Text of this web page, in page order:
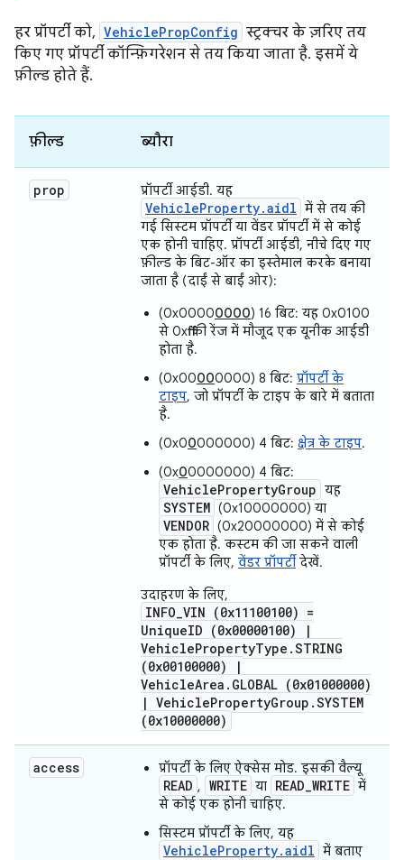
हर प्रॉपर्टी को, VehiclePropConfig स्ट्रक्चर के ज़रिए तय
किए गए प्रॉपर्टी कॉन्फ़िगरेशन से तय किया जाता है. इसमें ये
फ़ील्ड होते हैं.
फ़ील्ड ब्यौरा
prop प्रॉपर्टी आईडी. यह
VehicleProperty.aidl में से तय की
गई सिस्टम प्रॉपर्टी या वेंडर प्रॉपर्टी में से कोई
एक होनी चाहिए. प्रॉपर्टी आईडी, नीचे दिए गए
फ़ील्ड के बिट-ऑर का इस्तेमाल करके बनाया
जाता है (दाईं से बाईं ओर):
(0x00000000) 16 बिट: यह 0x0100
से 0xffff की रेंज में मौजूद एक यूनीक आईडी
होता है.
(0x00000000) 8 बिट: प्रॉपर्टी के
टाइप, जो प्रॉपर्टी के टाइप के बारे में बताता
है.
(0x00000000) 4 बिट: क्षेत्र के टाइप.
(0x00000000) 4 बिट:
VehiclePropertyGroup यह
SYSTEM (0x10000000) या
VENDOR (0x20000000) में से कोई
एक होता है. कस्टम की जा सकने वाली
प्रॉपर्टी के लिए, वेंडर प्रॉपर्टी देखें.
उदाहरण के लिए,
INFO_VIN (0x11100100) =
UniqueID (0x00000100) |
VehiclePropertyType.STRING
(0x00100000) |
VehicleArea.GLOBAL (0x01000000)
| VehiclePropertyGroup.SYSTEM
(0x10000000)
access प्रॉपर्टी के लिए ऐक्सेस मोड. इसकी वैल्यू
READ , WRITE या READ_WRITE में
से कोई एक होनी चाहिए.
सिस्टम प्रॉपर्टी के लिए, यह
VehicleProperty.aidl में बताए